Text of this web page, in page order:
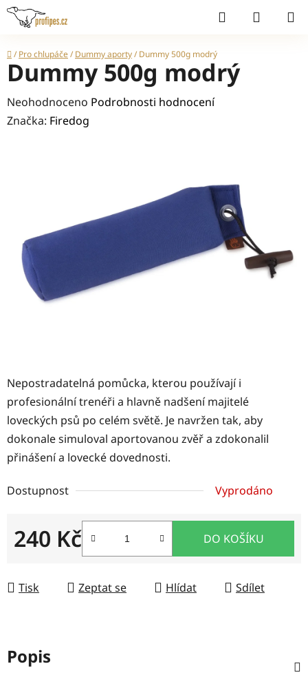
Přejít
Hledat
Domů
/ Pro chlupáče/ Dummy aporty/ Dummy 500g modrý
Nepostradatelná pomůcka, kterou používají i
profesionální trenéři a hlavně nadšení majitelé
loveckých psů po celém světě. Je navržen tak, aby
dokonale simuloval aportovanou zvěř a zdokonalil
přinášení a lovecké dovednosti.
Dostupnost Vyprodáno
240 Kč DO KOŠÍKU
Tisk Zeptat se Hlídat Sdílet
Dummy 500g modrý
Průměrné
hodnocení
hvězdiček.
Neohodnoceno Podrobnosti hodnocení
Značka: Firedog
Popis